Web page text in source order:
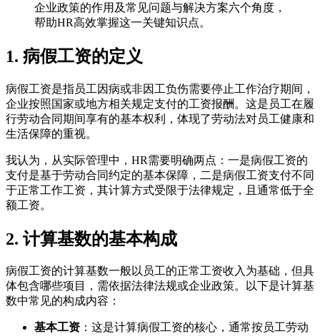
企业政策的作用及常见问题与解决方案六个角度，
帮助HR高效掌握这一关键知识点。
1. 病假工资的定义
病假工资是指员工因病或非因工负伤需要停止工作治疗期间，
企业按照国家或地方相关规定支付的工资报酬。这是员工在履
行劳动合同期间享有的基本权利，体现了劳动法对员工健康和
生活保障的重视。
我认为，从实际管理中，HR需要明确两点：一是病假工资的
支付是基于劳动合同约定的基本保障，二是病假工资支付不同
于正常工作工资，其计算方式受限于法律规定，且通常低于全
额工资。
2. 计算基数的基本构成
病假工资的计算基数一般以员工的正常工资收入为基础，但具
体包含哪些项目，需依据法律法规或企业政策。以下是计算基
数中常见的构成内容：
基本工资 ：这是计算病假工资的核心，通常按员工劳动